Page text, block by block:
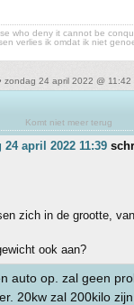
who deny it cannot be
verlies ik omdat ik niet
zondag 24 april 2022 @ 11:42
Komt niet meer terug
24 april 2022 11:39
zich in de grootte,
ook aan?
auto op. zal geen
20kw zal 200kilo